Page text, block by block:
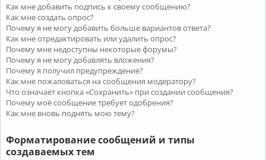
Как мне добавить подпись к своему сообщению?
Как мне создать опрос?
Почему я не могу добавить больше вариантов ответа?
Как мне отредактировать или удалить опрос?
Почему мне недоступны некоторые форумы?
Почему я не могу добавлять вложения?
Почему я получил предупреждение?
Как мне пожаловаться на сообщения модератору?
Что означает кнопка «Сохранить» при создании сообщения?
Почему моё сообщение требует одобрения?
Как мне вновь поднять мою тему?
Форматирование сообщений и типы
создаваемых тем